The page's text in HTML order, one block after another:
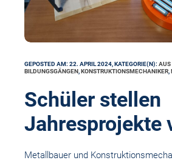
GEPOSTED AM: 22. APRIL 2024, KATEGORIE(N): AUS
BILDUNGSGÄNGEN,KONSTRUKTIONSMECHANIKER,
Schüler stellen
Jahresprojekte
Metallbauer und